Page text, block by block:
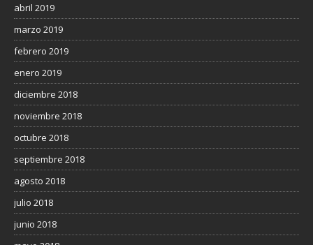
abril 2019
marzo 2019
febrero 2019
enero 2019
diciembre 2018
noviembre 2018
octubre 2018
septiembre 2018
agosto 2018
julio 2018
junio 2018